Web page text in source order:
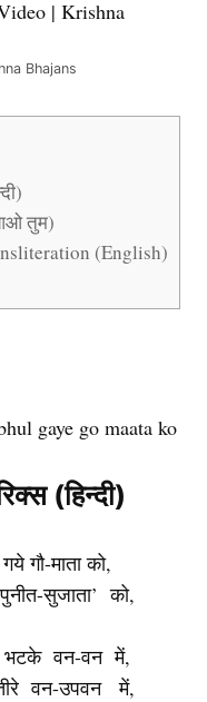
Bhajans
तुम)
(English)
gaye go maata ko
(हिन्दी)
माता को,
सुजाता’ को,
भटके वन-वन में,
वन-उपवन में,